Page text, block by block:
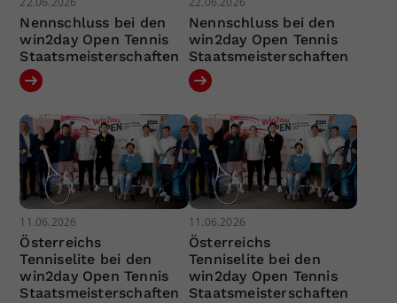
Nennschluss bei den
win2day Open Tennis
Staatsmeisterschaften
Nennschluss bei den
win2day Open Tennis
Staatsmeisterschaften
11.06.2026
Österreichs
Tenniselite bei den
win2day Open Tennis
Staatsmeisterschaften
11.06.2026
Österreichs
Tenniselite bei den
win2day Open Tennis
Staatsmeisterschaften